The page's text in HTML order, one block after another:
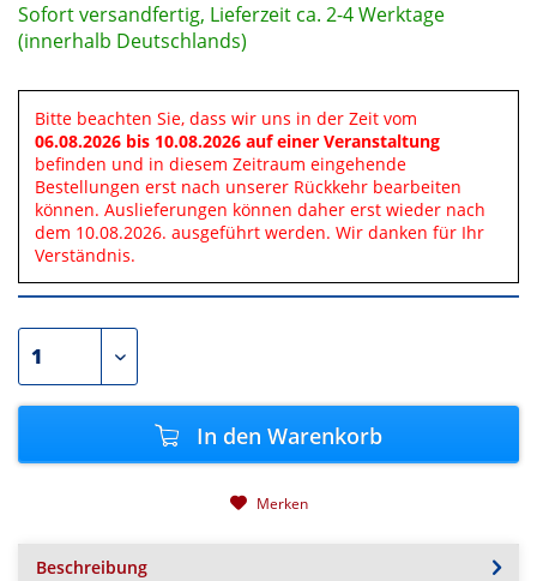
Sofort versandfertig, Lieferzeit ca. 2-4 Werktage
(innerhalb Deutschlands)
Bitte beachten Sie, dass wir uns in der Zeit vom
06.08.2026 bis 10.08.2026 auf einer Veranstaltung
befinden und in diesem Zeitraum eingehende
Bestellungen erst nach unserer Rückkehr bearbeiten
können. Auslieferungen können daher erst wieder nach
dem 10.08.2026. ausgeführt werden. Wir danken für Ihr
Verständnis.
In den Warenkorb
Merken
Beschreibung